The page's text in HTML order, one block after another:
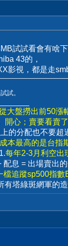
試試看會有啥下
43的，
影視，都是走smb
試。
大盤撈出前50漲
開心；賣要看賣
的分配也不要超
本最高的是台指
每年2-3月利空出
配息 = 出場賣出
檔追蹤sp500指數
有塔綠斑網軍的